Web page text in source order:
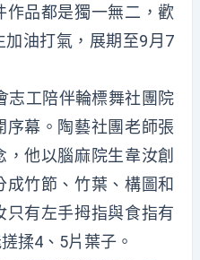
作品都是獨一無二，歡
油打氣，展期至9月7
志工陪伴輪標舞社團院
序幕。陶藝社團老師張
他以腦麻院生韋汝創
竹節、竹葉、構圖和
只有左手拇指與食指有
揉4、5片葉子。